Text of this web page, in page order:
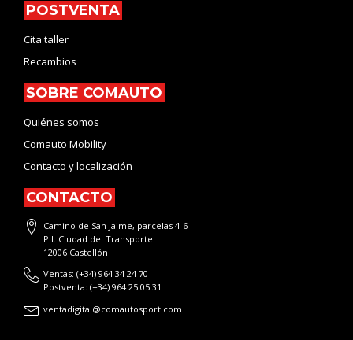
POSTVENTA
Cita taller
Recambios
SOBRE COMAUTO
Quiénes somos
Comauto Mobility
Contacto y localización
CONTACTO
Camino de San Jaime, parcelas 4-6
P.I. Ciudad del Transporte
12006 Castellón
Ventas: (+34) 964 34 24 70
Postventa: (+34) 964 25 05 31
ventadigital@comautosport.com